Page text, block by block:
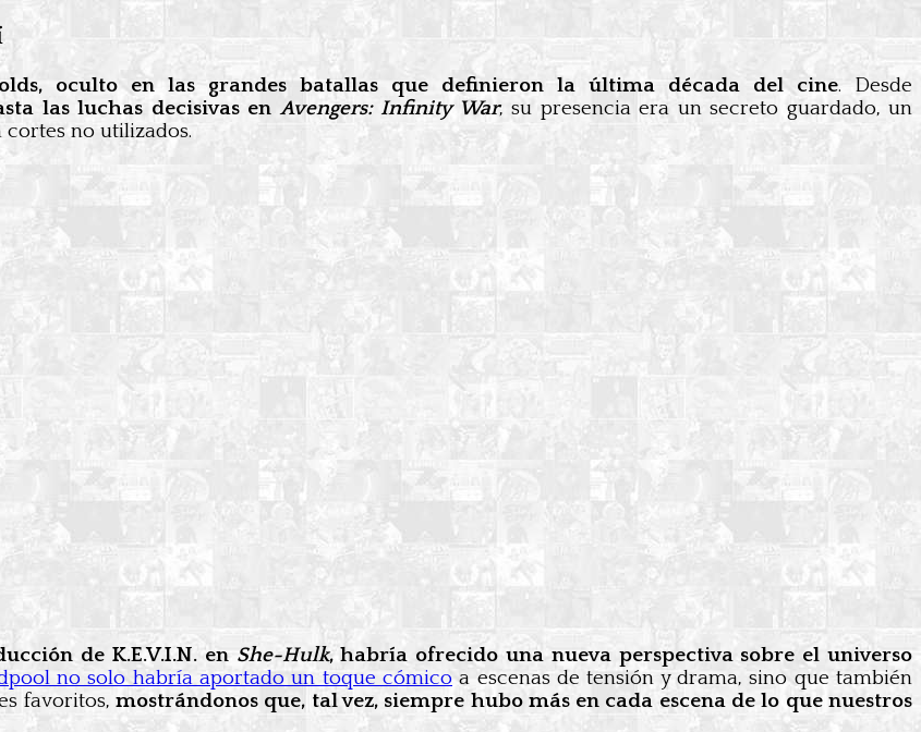
oculto en las grandes batallas que definieron la última década del cine. Desde
las luchas decisivas enAvengers: Infinity War, su presencia era un secreto guardado, un
no utilizados.
de K.E.V.I.N. en She-Hulk, habría ofrecido una nueva perspectiva sobre el universo
no solo habría aportado un toque cómico a escenas de tensión y drama, sino que también
favoritos,mostrándonos que, tal vez, siempre hubo más en cada escena de lo que nuestros